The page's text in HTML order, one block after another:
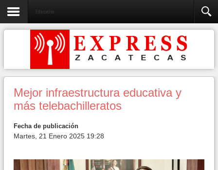
Educación
Mejor infraestructura educativa y
más telebachilleratos
Fecha de publicación
Martes, 21 Enero 2025 19:28